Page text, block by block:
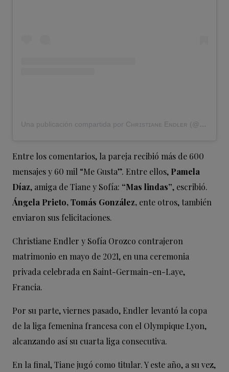
Una publicación compartida por Cʜʀɪsᴛɪᴀɴᴇ Eɴᴅʟᴇʀ (@tianeendler)
Entre los comentarios, la pareja recibió más de 600
mensajes y 60 mil “Me Gusta”. Entre ellos, Pamela
Díaz, amiga de Tiane y Sofía: “Mas lindas”, escribió.
Ángela Prieto, Tomás González, ente otros, también
enviaron sus felicitaciones.
Christiane Endler y Sofía Orozco contrajeron
matrimonio en mayo de 2021, en una ceremonia
privada celebrada en Saint-Germain-en-Laye,
Francia.
Por su parte, viernes pasado, Endler levantó la copa
de la liga femenina francesa con el Olympique Lyon,
alcanzando así su cuarta liga consecutiva.
En la final, Tiane jugó como titular. Y este año, a su vez,